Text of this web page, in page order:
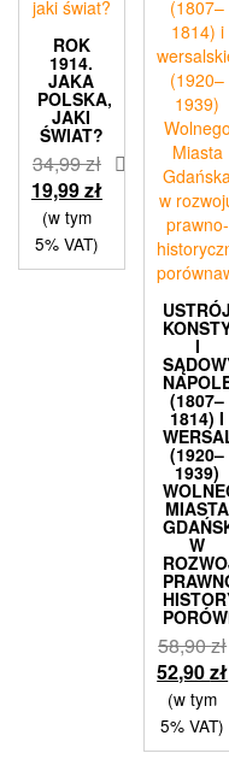
ROK
1914.
JAKA
POLSKA,
JAKI
ŚWIAT?
34,99zł
Pierwotna
cena
wynosiła:
34,99 zł.
19,99złAktualna
wynosi:
19,99 zł.
(w tym
5% VAT)
USTRÓJ
I
(1807–
1814) I
(1920–
1939)
MIASTA
W
58,90zł
Pierwotna
cena
wynosiła:
58,90 zł.
52,90zł
(w tym
5% VAT)